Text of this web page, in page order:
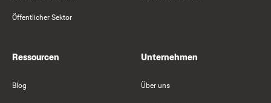
Öffentlicher Sektor
Ressourcen
Blog
Unternehmen
Über uns